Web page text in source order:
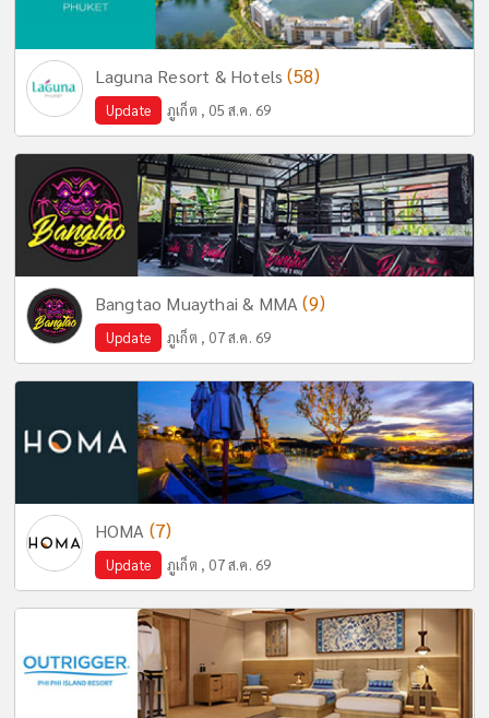
Laguna Resort & Hotels(58)
Update ภูเก็ต , 05 ส.ค. 69
Bangtao Muaythai & MMA(9)
Update ภูเก็ต , 07 ส.ค. 69
HOMA (7)
Update ภูเก็ต , 07 ส.ค. 69